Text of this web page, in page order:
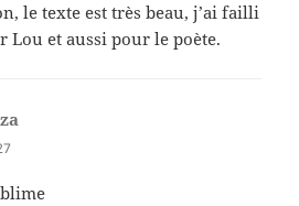
le texte est très beau, j’ai failli
Lou et aussi pour le poète.